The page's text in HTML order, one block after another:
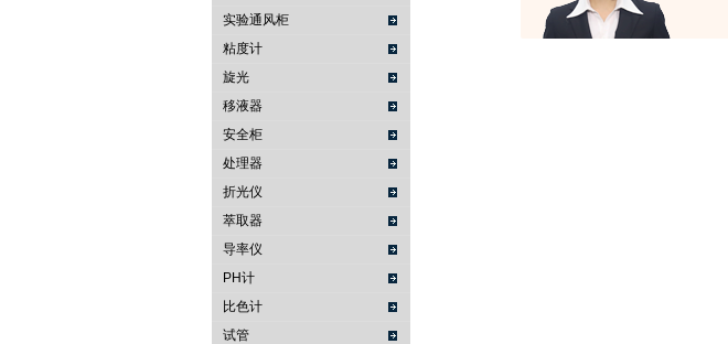
实验通风柜
粘度计
旋光
移液器
安全柜
处理器
折光仪
萃取器
导率仪
PH计
比色计
试管